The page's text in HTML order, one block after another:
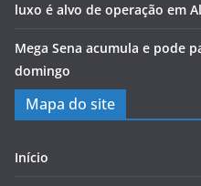
luxo é alvo de operação em
Mega Sena acumula e pode
domingo
Mapa do site
Início